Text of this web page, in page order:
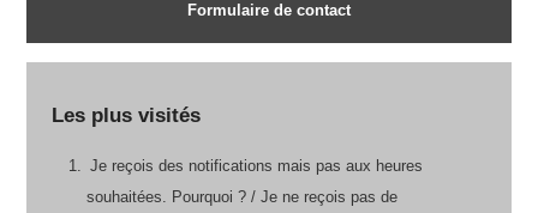
Formulaire de contact
Les plus visités
Je reçois des notifications mais pas aux heures
souhaitées. Pourquoi ? / Je ne reçois pas de